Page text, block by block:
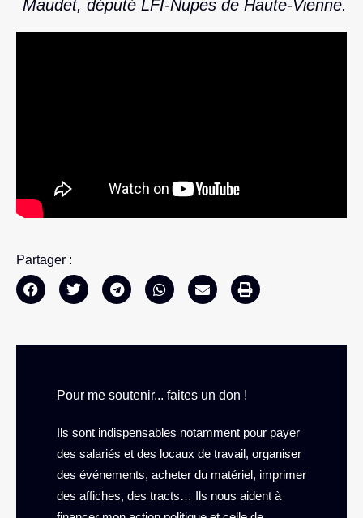
Maudet, député LFI-Nupes de Haute-Vienne.
Partager :
Pour me soutenir... faites un don !
Ils sont indispensables notamment pour payer
des salariés et des locaux de travail, organiser
des événements, acheter du matériel, imprimer
des affiches, des tracts… Ils nous aident à